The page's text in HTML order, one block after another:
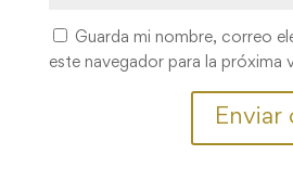
Guarda mi nombre, correo
este navegador para la próxima